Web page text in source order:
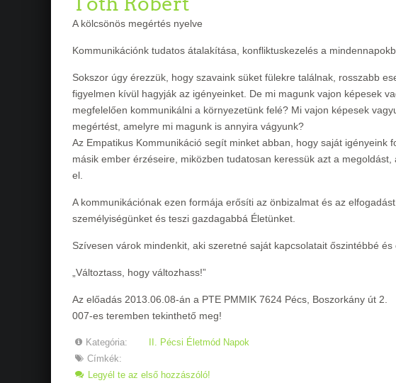
A kölcsönös megértés nyelve
Kommunikációnk tudatos átalakítása, konfliktuskezelés a
Sokszor úgy érezzük, hogy szavaink süket fülekre találnak, rosszabb
figyelmen kívül hagyják az igényeinket. De mi magunk vajon képesek
megfelelően kommunikálni a környezetünk felé? Mi vajon képesek
megértést, amelyre mi magunk is annyira vágyunk?
Az Empatikus Kommunikáció segít minket abban, hogy saját igényeink
másik ember érzéseire, miközben tudatosan keressük azt a
el.
A kommunikációnak ezen formája erősíti az önbizalmat és az
személyiségünket és teszi gazdagabbá Életünket.
Szívesen várok mindenkit, aki szeretné saját kapcsolatait őszintébbé és
„Változtass, hogy változhass!”
Az előadás 2013.06.08-án a PTE PMMIK 7624 Pécs, Boszorkány út 2.
007-es teremben tekinthető meg!
Kategória:
II. Pécsi Életmód Napok
Címkék:
Legyél te az első hozzászóló!